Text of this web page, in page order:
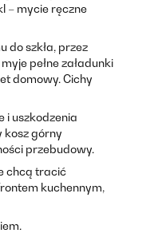
– mycie ręczne
do szkła, przez
pełne załadunki
domowy. Cichy
i uszkodzenia
kosz górny
przebudowy.
chcą tracić
kuchennym,